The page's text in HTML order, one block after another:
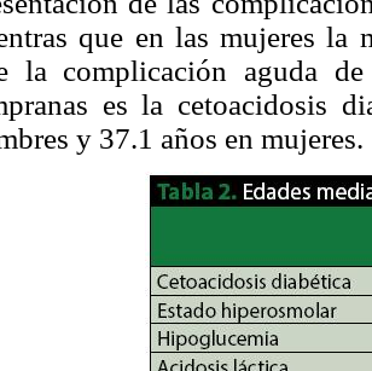
que en las mujeres la
la complicación aguda
es la cetoacidosis
y 37.1 años en mujeres.